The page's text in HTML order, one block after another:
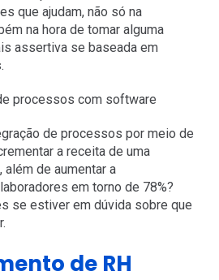
que ajudam, não só na
na hora de tomar alguma
assertiva se baseada em
de processos por meio de
a receita de uma
além de aumentar a
em torno de 78%?
se estiver em dúvida sobre que
de RH